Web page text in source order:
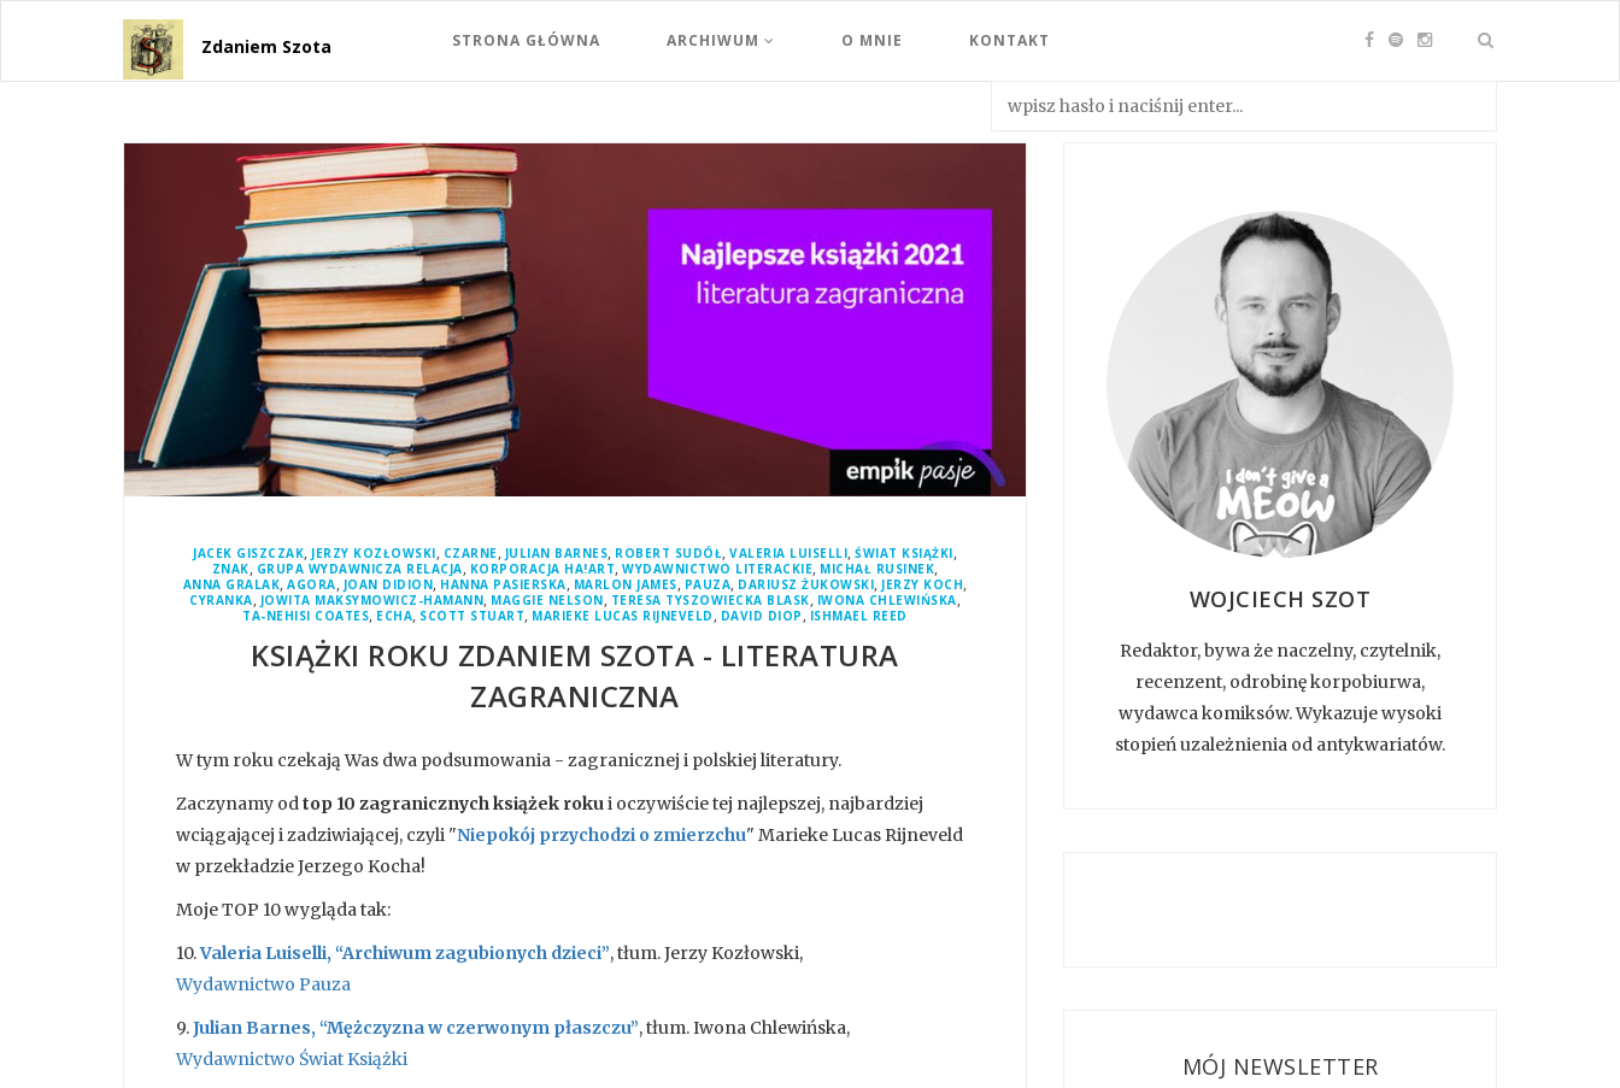
Zdaniem Szota STRONA GŁÓWNA ARCHIWUM O MNIE KONTAKT
JACEK GISZCZAK, JERZY KOZŁOWSKI, CZARNE, JULIAN BARNES, ROBERT SUDÓŁ,VALERIA LUISELLI,ŚWIAT KSIĄŻKI,
ZNAK, GRUPA WYDAWNICZA RELACJA, KORPORACJA HA!ART,WYDAWNICTWO LITERACKIE, MICHAŁ RUSINEK,
ANNA GRALAK,AGORA, JOAN DIDION, HANNA PASIERSKA, MARLON JAMES, PAUZA, DARIUSZ ŻUKOWSKI, JERZY KOCH,
CYRANKA, JOWITA MAKSYMOWICZ-HAMANN, MAGGIE NELSON, TERESA TYSZOWIECKA BLASK, IWONA CHLEWIŃSKA,
TA-NEHISI COATES, ECHA, SCOTT STUART, MARIEKE LUCAS RIJNEVELD , DAVID DIOP , ISHMAEL REED
KSIĄŻKI ROKU ZDANIEM SZOTA - LITERATURA
ZAGRANICZNA
W tym roku czekają Was dwa podsumowania - zagranicznej i polskiej literatury.
Zaczynamy odtop 10 zagranicznych książek rokui oczywiście tej najlepszej, najbardziej
wciągającej i zadziwiającej, czyli "Niepokój przychodzi o zmierzchu" Marieke Lucas Rijneveld
w przekładzie Jerzego Kocha!
Moje TOP 10 wygląda tak:
10.Valeria Luiselli, “Archiwum zagubionych dzieci”, tłum. Jerzy Kozłowski,
Wydawnictwo Pauza
9.Julian Barnes, “Mężczyzna w czerwonym płaszczu”, tłum. Iwona Chlewińska,
Wydawnictwo Świat Książki
WOJCIECH SZOT
Redaktor, bywa że naczelny, czytelnik,
recenzent, odrobinę korpobiurwa,
wydawca komiksów. Wykazuje wysoki
stopień uzależnienia od antykwariatów.
MÓJ NEWSLETTER